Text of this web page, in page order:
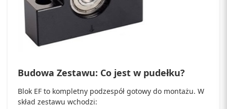
Budowa Zestawu: Co jest w pudełku?
Blok EF to kompletny podzespół gotowy do montażu. W
skład zestawu wchodzi: